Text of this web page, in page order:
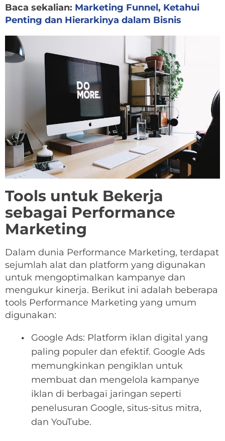
Baca sekalian: Marketing Funnel, Ketahui
Penting dan Hierarkinya dalam Bisnis
Tools untuk Bekerja
sebagai Performance
Marketing
Dalam dunia Performance Marketing, terdapat
sejumlah alat dan platform yang digunakan
untuk mengoptimalkan kampanye dan
mengukur kinerja. Berikut ini adalah beberapa
tools Performance Marketing yang umum
digunakan:
Google Ads: Platform iklan digital yang
paling populer dan efektif. Google Ads
memungkinkan pengiklan untuk
membuat dan mengelola kampanye
iklan di berbagai jaringan seperti
penelusuran Google, situs-situs mitra,
dan YouTube.